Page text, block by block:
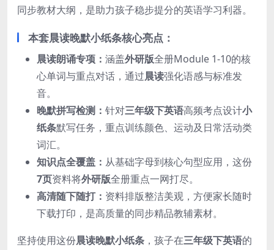
同步教材大纲，是助力孩子稳步提分的英语学习利器。
本套晨读晚默小纸条核心亮点：
晨读朗诵专项： 涵盖外研版全册Module 1-10的核
心单词与重点对话，通过晨读强化语感与标准发
音。
晚默拼写检测： 针对三年级下英语高频考点设计小
纸条默写任务，重点训练颜色、运动及日常活动类
词汇。
知识点全覆盖： 从基础字母到核心句型应用，这份
7页资料将外研版全册重点一网打尽。
高清随下随打： 资料排版整洁美观，方便家长随时
下载打印，是高质量的同步精品教辅素材。
坚持使用这份晨读晚默小纸条 ，孩子在三年级下英语的